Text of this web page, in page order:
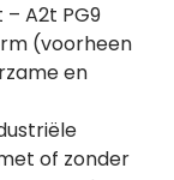
A2t PG9
(voorheen
en
of zonder